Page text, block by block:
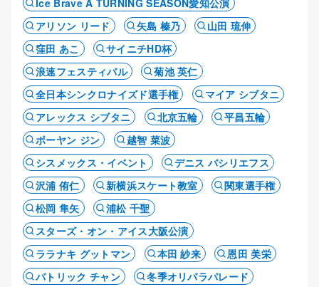
アリソン リード
矢島 榛乃
山田 琉伸
窪田 あこ
サイニチHD杯
浪速フェスティバル
菊池 英仁
全日本シンクロナイズド選手権
マイア シブタニ
アレックス シブタニ
北京五輪
平昌五輪
ボーヤン ジン
越智 菜波
シスメックス・イベント
デニス バシリエフス
沢浦 侑仁
新横浜スケート教室
関東選手権
松岡 隼矢
浦松 千聖
スターズ・オン・アイス大阪公演
ララナキ グットマン
本田 紗来
恩田 美栄
パトリック チャン
冬季オリパラパレード